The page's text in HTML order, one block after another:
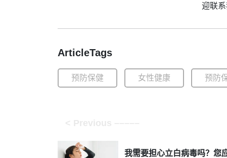
迎联系
ArticleTags
预防保健 女性健康 预防
我需要担心立白病毒吗？您